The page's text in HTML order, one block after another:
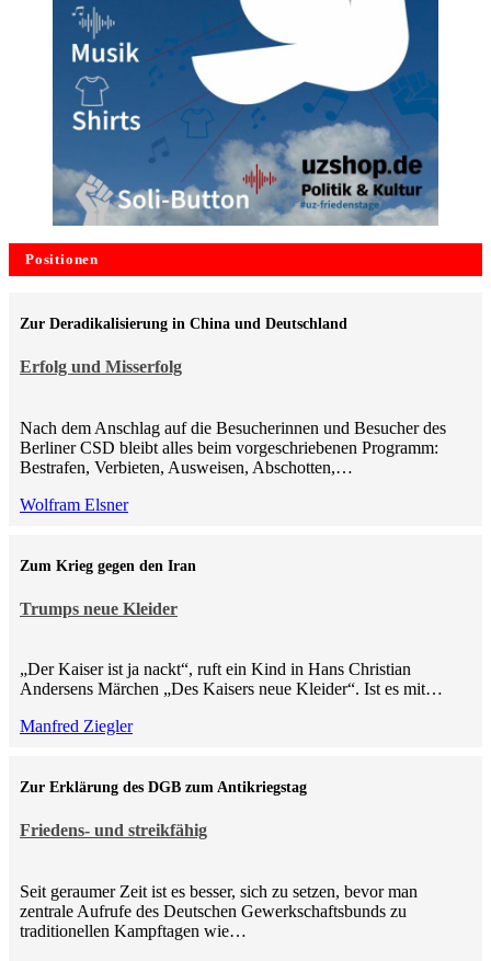
Positionen
Erfolg und Misserfolg
Zur Deradikalisierung in China und Deutschland
Nach dem Anschlag auf die Besucherinnen und Besucher des
Berliner CSD bleibt alles beim vorgeschriebenen Programm:
Bestrafen, Verbieten, Ausweisen, Abschotten,…
Wolfram Elsner
Trumps neue Kleider
Zum Krieg gegen den Iran
„Der Kaiser ist ja nackt“, ruft ein Kind in Hans Christian
Andersens Märchen „Des Kaisers neue Kleider“. Ist es mit…
Manfred Ziegler
Friedens- und streikfähig
Zur Erklärung des DGB zum Antikriegstag
Seit geraumer Zeit ist es besser, sich zu setzen, bevor man
zentrale Aufrufe des Deutschen Gewerkschaftsbunds zu
traditionellen Kampftagen wie…